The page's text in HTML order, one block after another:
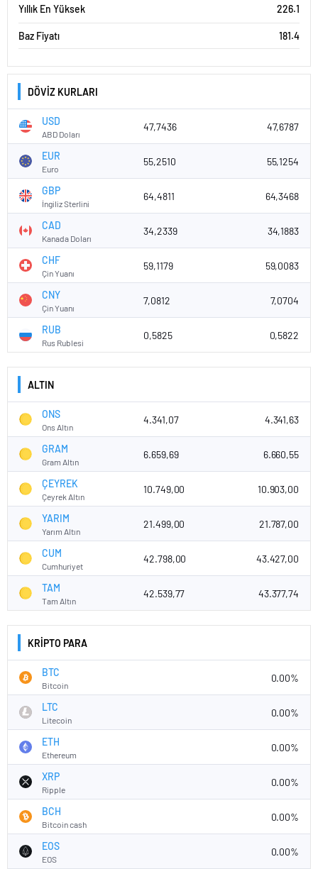
Yıllık En Yüksek 226.1
Baz Fiyatı 181.4
DÖVİZ KURLARI
USD
ABD Doları
47,7436 47,6787
EUR
Euro
55,2510 55,1254
GBP
İngiliz Sterlini
64,4811 64,3468
CAD
Kanada Doları
34,2339 34,1883
CHF
Çin Yuanı
59,1179 59,0083
CNY
Çin Yuanı
7,0812 7,0704
RUB
Rus Rublesi
0,5825 0,5822
ALTIN
ONS
Ons Altın
4.341,07 4.341,63
GRAM
Gram Altın
6.659,69 6.660,55
ÇEYREK
Çeyrek Altın
10.749,00 10.903,00
YARIM
Yarım Altın
21.499,00 21.787,00
CUM
Cumhuriyet
42.798,00 43.427,00
TAM
Tam Altın
42.539,77 43.377,74
KRİPTO PARA
BTC
Bitcoin
0.00%
LTC
Litecoin
0.00%
ETH
Ethereum
0.00%
XRP
Ripple
0.00%
BCH
Bitcoin cash
0.00%
EOS
EOS
0.00%